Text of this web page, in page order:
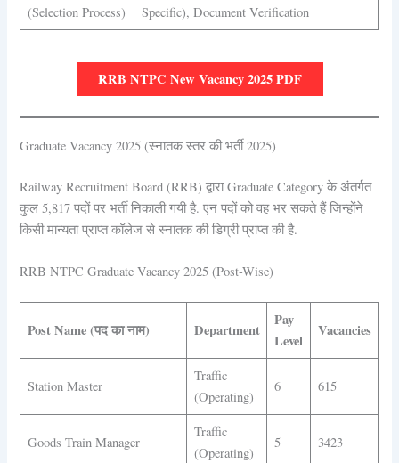
(Selection Process)
Specific), Document Verification
RRB NTPC New Vacancy 2025 PDF
Graduate Vacancy 2025 (स्नातक स्तर की भर्ती 2025)
Railway Recruitment Board (RRB) द्वारा Graduate Category के अंतर्गत
कुल 5,817 पदों पर भर्ती निकाली गयी है. एन पदों को वह भर सकते हैं जिन्होंने
किसी मान्यता प्राप्त कॉलेज से स्नातक की डिग्री प्राप्त की है.
RRB NTPC Graduate Vacancy 2025 (Post-Wise)
Post Name (पद का नाम) Department
Pay
Level
Vacancies
Station Master
Traffic
(Operating)
6 615
Goods Train Manager
Traffic
(Operating)
5 3423